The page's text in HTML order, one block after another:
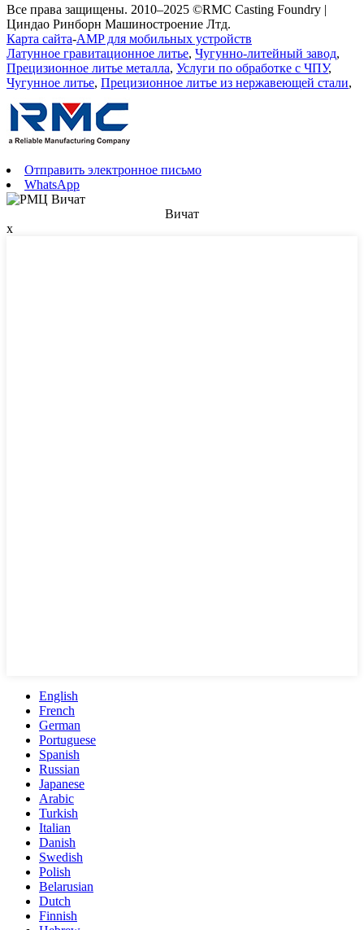
Все права защищены. 2010–2025 ©RMC Casting Foundry |
Циндао Ринборн Машиностроение Лтд.
Карта сайта-AMP для мобильных устройств
Латунное гравитационное литье, Чугунно-литейный завод,
Прецизионное литье металла, Услуги по обработке с ЧПУ,
Чугунное литье, Прецизионное литье из нержавеющей стали,
Отправить электронное письмо
WhatsApp
Вичат
x
English
French
German
Portuguese
Spanish
Russian
Japanese
Arabic
Turkish
Italian
Danish
Swedish
Polish
Belarusian
Dutch
Finnish